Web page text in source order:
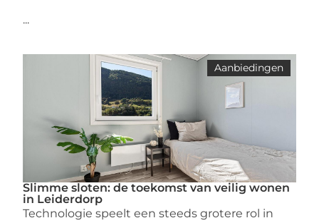
...
Aanbiedingen
Slimme sloten: de toekomst van veilig wonen
in Leiderdorp
Technologie speelt een steeds grotere rol in